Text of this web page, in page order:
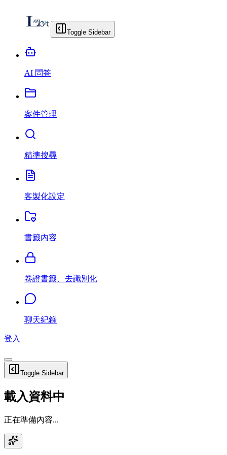
Toggle Sidebar
AI 問答
案件管理
精準搜尋
客製化設定
書籤內容
卷證書籤、去識別化
聊天紀錄
登入
Toggle Sidebar
載入資料中
正在準備內容...